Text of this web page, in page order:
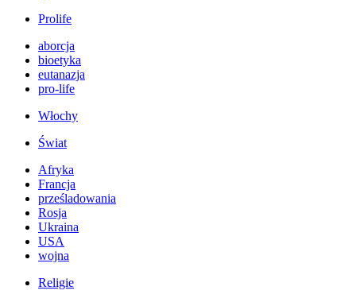
Prolife
aborcja
bioetyka
eutanazja
pro-life
Włochy
Świat
Afryka
Francja
prześladowania
Rosja
Ukraina
USA
wojna
Religie